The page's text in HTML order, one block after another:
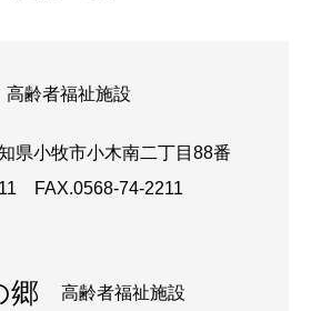
高齢者福祉施設
県小牧市小木南二丁目88番
FAX.0568-74-2211
郷​ 高齢者福祉施設